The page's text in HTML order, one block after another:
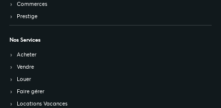
Commerces
Prestige
Nos Services
Acheter
Vendre
Louer
Faire gérer
Locations Vacances